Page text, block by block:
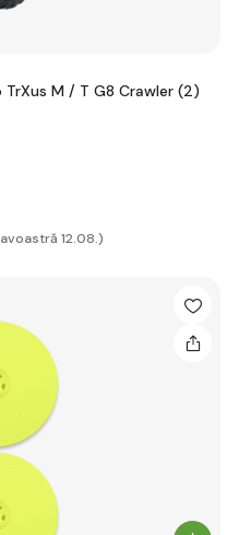
M / T G8 Crawler (2)
12.08.)